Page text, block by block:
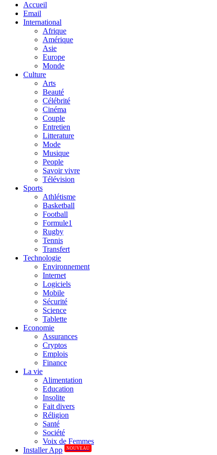
Accueil
Email
International
Afrique
Amérique
Asie
Europe
Monde
Culture
Arts
Beauté
Célébrité
Cinéma
Couple
Entretien
Litterature
Mode
Musique
People
Savoir vivre
Télévision
Sports
Athlétisme
Basketball
Football
Formule1
Rugby
Tennis
Transfert
Technologie
Environnement
Internet
Logiciels
Mobile
Sécurité
Science
Tablette
Economie
Assurances
Cryptos
Emplois
Finance
La vie
Alimentation
Education
Insolite
Fait divers
Réligion
Santé
Société
Voix de Femmes
Installer App
NOUVEAU